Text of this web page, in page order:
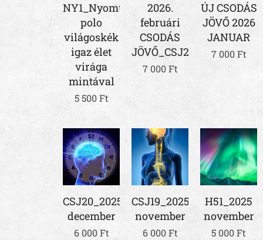
NY1_Nyomtatott
polo
világoskék
igaz élet
virága
mintával
5 500Ft
2026.
februári
CSODÁS
JÖVŐ_CSJ22
7 000Ft
ÚJ CSODÁS
JÖVŐ 2026
JANUAR
7 000Ft
CSJ20_2025
december
6 000Ft
CSJ19_2025
november
6 000Ft
H51_2025
november
5 000Ft